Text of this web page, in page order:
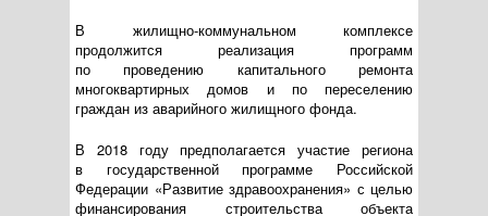
В жилищно-коммунальном комплексе
продолжится реализация программ
по проведению капитального ремонта
многоквартирных домов и по переселению
граждан из аварийного жилищного фонда.
В 2018 году предполагается участие региона
в государственной программе Российской
Федерации «Развитие здравоохранения» с целью
финансирования строительства объекта